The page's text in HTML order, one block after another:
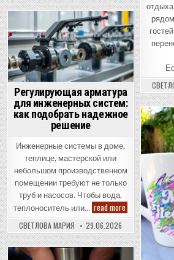
Posted
in
Регулирующая арматура
для инженерных систем:
как подобрать надежное
решение
Инженерные системы в доме,
теплице, мастерской или
небольшом производственном
помещении требуют не только
труб и насосов. Чтобы вода,
теплоноситель или… read more Регулирующая
арматура
для
инженерных
систем:
как
подобрать
СВЕТЛОВА МАРИЯ 29.06.2026